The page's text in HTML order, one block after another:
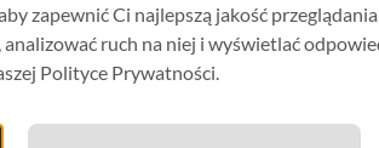
w Polsce.
satyna – 97% poliester, 3% elastan
zapewnić Ci najlepszą jakość
ruch na niej i wyświetlać
Polityce Prywatności.